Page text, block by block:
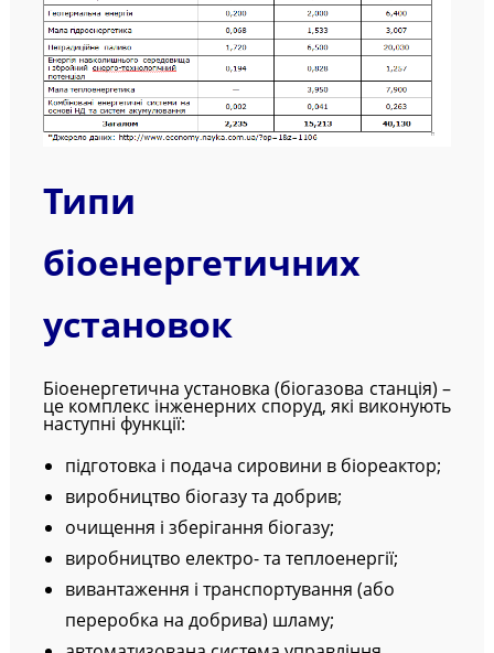
Типи
біоенергетичних
установок
Біоенергетична установка (біогазова станція) –
це комплекс інженерних споруд, які виконують
наступні функції:
підготовка і подача сировини в біореактор;
виробництво біогазу та добрив;
очищення і зберігання біогазу;
виробництво електро- та теплоенергії;
вивантаження і транспортування (або
переробка на добрива) шламу;